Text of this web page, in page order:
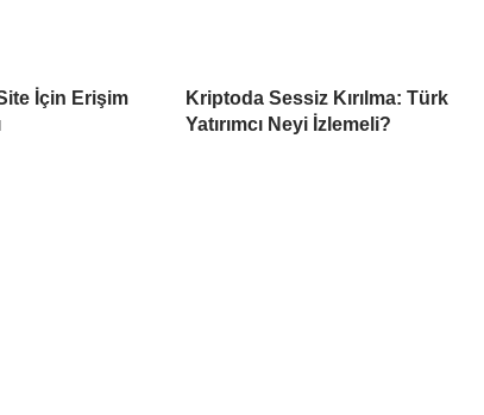
İçin Erişim
Kriptoda Sessiz Kırılma: Türk
Yatırımcı Neyi İzlemeli?